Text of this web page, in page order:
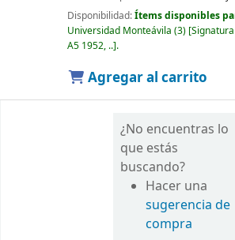
Disponibilidad:Ítems disponibles
Universidad Monteávila (3)
A5 1952, .. .
Agregar al carrito
¿No encuentras lo
que estás
buscando?
Hacer una
sugerencia de
compra